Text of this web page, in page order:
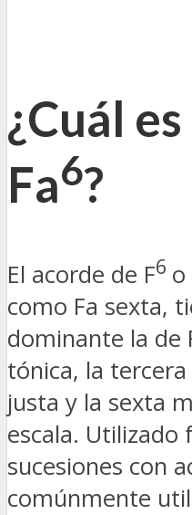
¿Cuál
Fa6?
El acorde de F6 o
como Fa sexta,
dominante la de
tónica, la
justa y la sexta
escala.
sucesiones con
comúnmente